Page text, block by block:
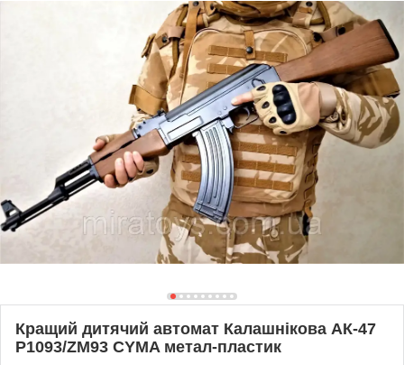
Кращий дитячий автомат Калашнікова АК-47
P1093/ZM93 CYMA метал-пластик